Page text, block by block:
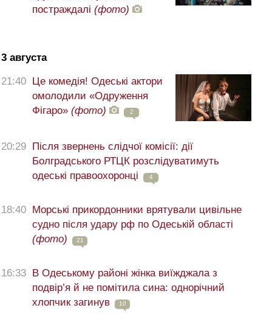
постраждалі (фото)
3 августа
21:40 Це комедія! Одеські актори
омолодили «Одруження
Фігаро» (фото) 2
20:29 Після звернень слідчої комісії: дії
Болградського РТЦК розслідуватимуть
одеські правоохоронці
4
18:40 Морські прикордонники врятували цивільне
судно після удару рф по Одеській області
(фото)
21
16:33 В Одеському районі жінка виїжджала з
подвір’я й не помітила сина: однорічний
хлопчик загинув
10